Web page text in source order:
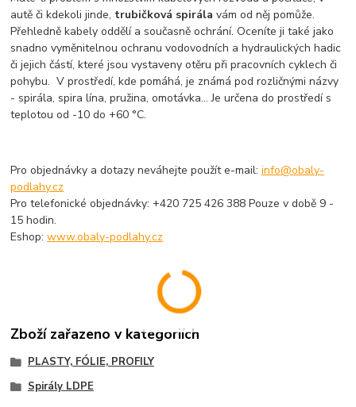
autě či kdekoli jinde, trubičková spirálavám od něj pomůže.
Přehledně kabely oddělí a současně ochrání. Oceníte ji také jako
snadno vyměnitelnou ochranu vodovodních a hydraulických hadic
či jejich částí, které jsou vystaveny otěru při pracovních cyklech či
pohybu. V prostředí, kde pomáhá, je známá pod rozličnými názvy
- spirála, spira lína, pružina, omotávka... Je určena do prostředí s
teplotou od -10 do +60 °C.
Pro objednávky a dotazy neváhejte použít e-mail:info@obaly-
podlahy.cz
Pro telefonické objednávky: +420 725 426 388 Pouze v době 9 -
15 hodin.
Eshop:www.obaly-podlahy.cz
Zboží zařazeno v kategoriích
PLASTY, FÓLIE, PROFILY
Spirály LDPE